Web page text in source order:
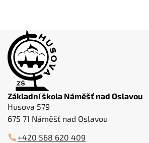
Základní škola Náměšť nad Oslavou
Husova 579
675 71 Náměšť nad Oslavou
+420 568 620 409